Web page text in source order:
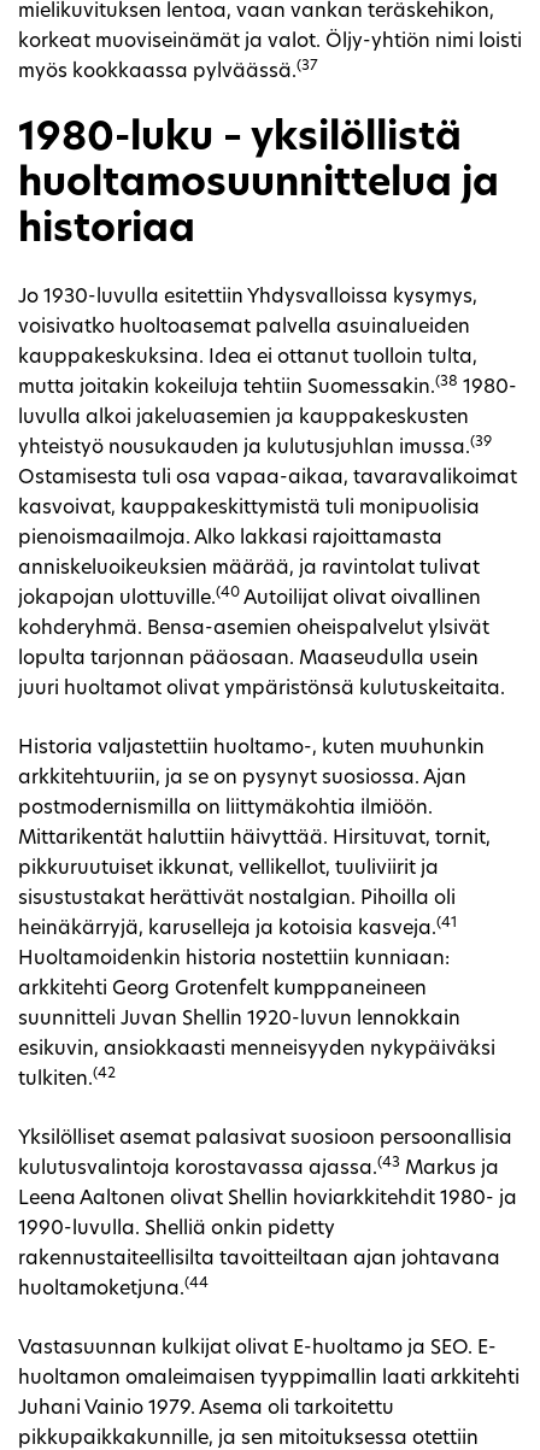
mielikuvituksen lentoa, vaan vankan teräskehikon,
korkeat muoviseinämät ja valot. Öljy-yhtiön nimi loisti
myös kookkaassa pylväässä.(37
1980-luku – yksilöllistä
huoltamosuunnittelua ja
historiaa
Jo 1930-luvulla esitettiin Yhdysvalloissa kysymys,
voisivatko huoltoasemat palvella asuinalueiden
kauppakeskuksina. Idea ei ottanut tuolloin tulta,
mutta joitakin kokeiluja tehtiin Suomessakin.(38 1980-
luvulla alkoi jakeluasemien ja kauppakeskusten
yhteistyö nousukauden ja kulutusjuhlan imussa.(39
Ostamisesta tuli osa vapaa-aikaa, tavaravalikoimat
kasvoivat, kauppakeskittymistä tuli monipuolisia
pienoismaailmoja. Alko lakkasi rajoittamasta
anniskeluoikeuksien määrää, ja ravintolat tulivat
jokapojan ulottuville.(40 Autoilijat olivat oivallinen
kohderyhmä. Bensa-asemien oheispalvelut ylsivät
lopulta tarjonnan pääosaan. Maaseudulla usein
juuri huoltamot olivat ympäristönsä kulutuskeitaita.
Historia valjastettiin huoltamo-, kuten muuhunkin
arkkitehtuuriin, ja se on pysynyt suosiossa. Ajan
postmodernismilla on liittymäkohtia ilmiöön.
Mittarikentät haluttiin häivyttää. Hirsituvat, tornit,
pikkuruutuiset ikkunat, vellikellot, tuuliviirit ja
sisustustakat herättivät nostalgian. Pihoilla oli
heinäkärryjä, karuselleja ja kotoisia kasveja.(41
Huoltamoidenkin historia nostettiin kunniaan:
arkkitehti Georg Grotenfelt kumppaneineen
suunnitteli Juvan Shellin 1920-luvun lennokkain
esikuvin, ansiokkaasti menneisyyden nykypäiväksi
tulkiten.(42
Yksilölliset asemat palasivat suosioon persoonallisia
kulutusvalintoja korostavassa ajassa.(43 Markus ja
Leena Aaltonen olivat Shellin hoviarkkitehdit 1980- ja
1990-luvulla. Shelliä onkin pidetty
rakennustaiteellisilta tavoitteiltaan ajan johtavana
huoltamoketjuna.(44
Vastasuunnan kulkijat olivat E-huoltamo ja SEO. E-
huoltamon omaleimaisen tyyppimallin laati arkkitehti
Juhani Vainio 1979. Asema oli tarkoitettu
pikkupaikkakunnille, ja sen mitoituksessa otettiin